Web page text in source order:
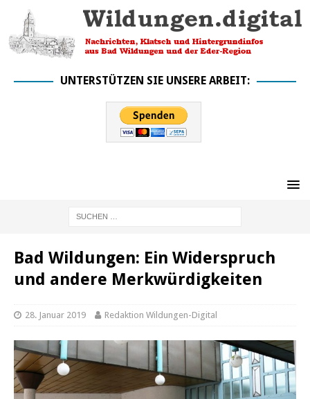
UNTERSTÜTZEN SIE UNSERE ARBEIT:
Bad Wildungen: Ein Widerspruch
und andere Merkwürdigkeiten
28. Januar 2019 Redaktion Wildungen-Digital